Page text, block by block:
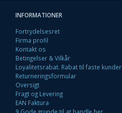
INFORMATIONER
Fortrydelsesret
Firma profil
Kontakt os
Betingelser & Vilkår
Loyalitetsrabat. Rabat til faste kunder
Returneringsformular
Oversigt
Fragt og Levering
EAN Faktura